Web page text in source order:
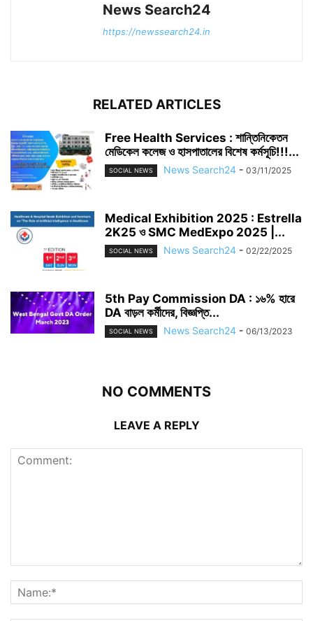
News Search24
https://newssearch24.in
RELATED ARTICLES
Free Health Services : শান্তিনিকেতন
মেডিকেল কলেজ ও হাসপাতালের বিশেষ কর্মসূচি!!!...
SOCIAL NEWS News Search24 - 03/11/2025
Medical Exhibition 2025 : Estrella
2K25 ও SMC MedExpo 2025 |...
SOCIAL NEWS News Search24 - 02/22/2025
5th Pay Commission DA : ১৬% হারে
DA বাড়ল কর্মীদের, বিজ্ঞপ্তি...
SOCIAL NEWS News Search24 - 06/13/2023
NO COMMENTS
LEAVE A REPLY